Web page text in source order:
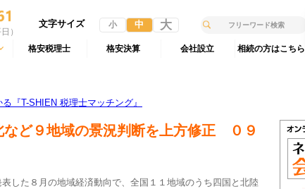
）
文字サイズ 小 中 大
格安税理士 格安決算 会社設立 相続の方はこちら
『T-SHIEN 税理士マッチング』
など９地域の景況判断を上方修正 ０９
した８月の地域経済動向で、全国１１地域のうち四国と北陸